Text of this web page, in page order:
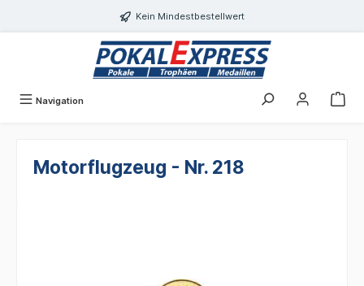
Kein Mindestbestellwert
Navigation
Motorflugzeug - Nr. 218